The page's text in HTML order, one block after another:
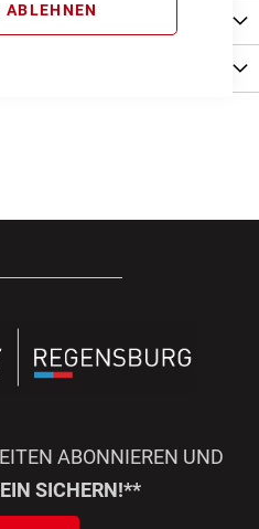
ABLEHNEN
ABONNIEREN UND
SICHERN!**